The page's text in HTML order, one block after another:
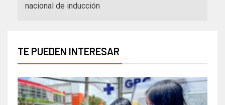
nacional de inducción
TE PUEDEN INTERESAR